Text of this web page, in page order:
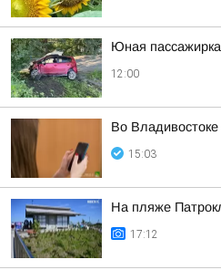
Юная
12:00
Во
15:03
На пляже
17:12